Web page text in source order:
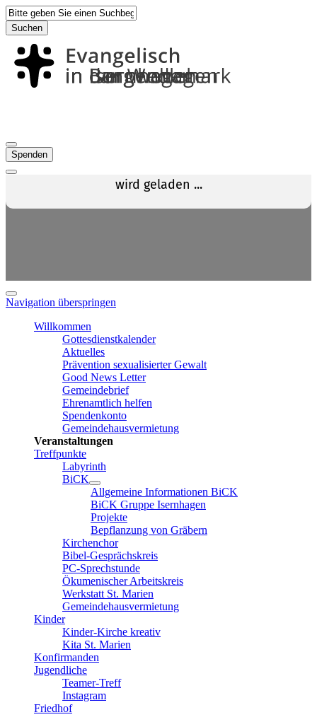
Suchen
Spenden
Navigation überspringen
Willkommen
Gottesdienstkalender
Aktuelles
Prävention sexualisierter Gewalt
Good News Letter
Gemeindebrief
Ehrenamtlich helfen
Spendenkonto
Gemeindehausvermietung
Veranstaltungen
Treffpunkte
Labyrinth
BiCK
Allgemeine Informationen BiCK
BiCK Gruppe Isernhagen
Projekte
Bepflanzung von Gräbern
Kirchenchor
Bibel-Gesprächskreis
PC-Sprechstunde
Ökumenischer Arbeitskreis
Werkstatt St. Marien
Gemeindehausvermietung
Kinder
Kinder-Kirche kreativ
Kita St. Marien
Konfirmanden
Jugendliche
Teamer-Treff
Instagram
Friedhof